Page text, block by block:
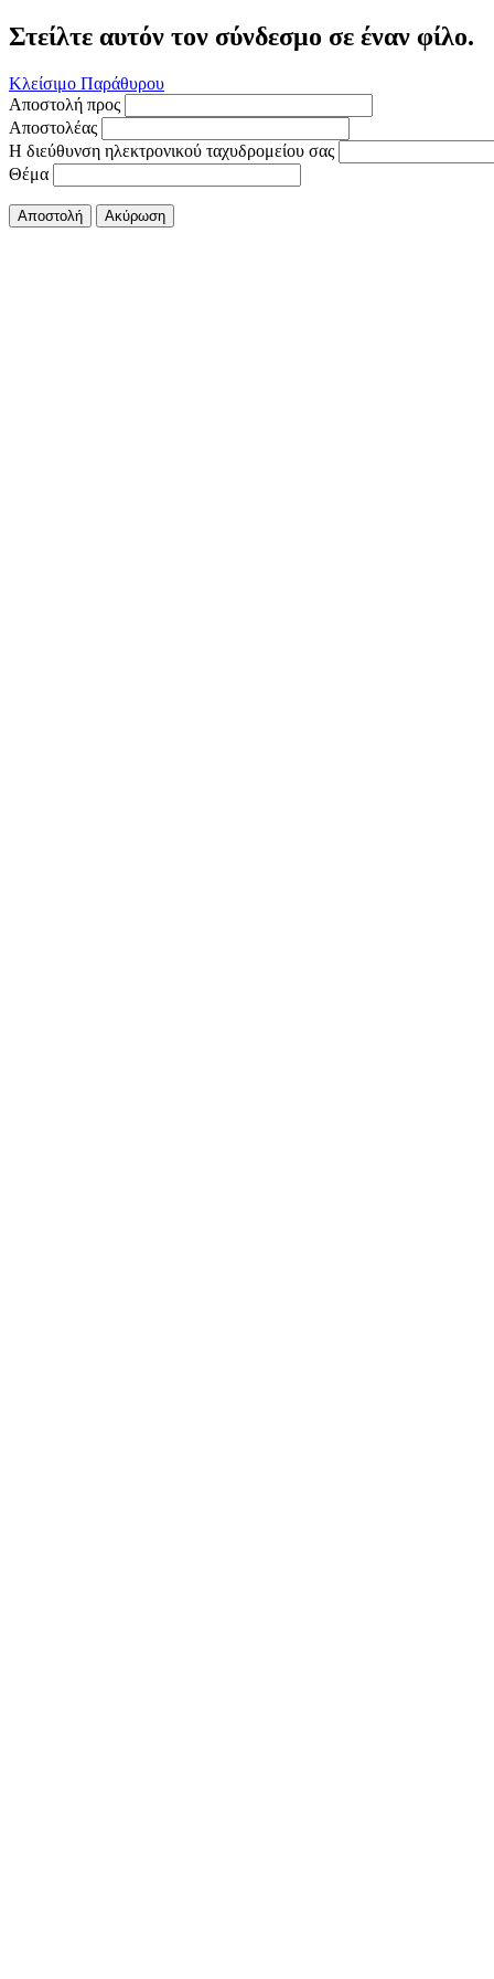
Στείλτε αυτόν τον σύνδεσμο σε έναν φίλο.
Κλείσιμο Παράθυρου
Αποστολή προς
Αποστολέας
Η διεύθυνση ηλεκτρονικού ταχυδρομείου σας
Θέμα
Αποστολή Ακύρωση